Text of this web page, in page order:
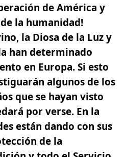
de América y
la humanidad!
la Diosa de la Luz y
han determinado
en Europa. Si esto
algunos de los
que se hayan visto
por verse. En la
están dando con sus
de la